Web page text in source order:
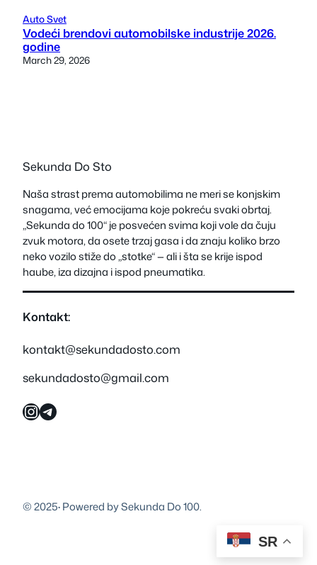
Auto Svet
Vodeći brendovi automobilske industrije 2026.
godine
March 29, 2026
Sekunda Do Sto
Naša strast prema automobilima ne meri se konjskim
snagama, već emocijama koje pokreću svaki obrtaj.
„Sekunda do 100“ je posvećen svima koji vole da čuju
zvuk motora, da osete trzaj gasa i da znaju koliko brzo
neko vozilo stiže do „stotke“ — ali i šta se krije ispod
haube, iza dizajna i ispod pneumatika.
Kontakt:
kontakt@sekundadosto.com
sekundadosto@gmail.com
InstagramTelegram
© 2025·Powered by Sekunda Do 100.
SR